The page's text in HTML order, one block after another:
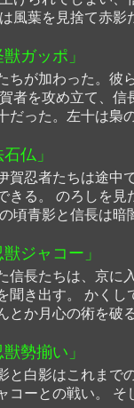
葉を見捨て赤
獣ガッポ」
が加わった。
者を攻め立て、
った。左十は梟
石仏」
忍者たちは途
る。 のろしを
青影と信長は暗
獣ジャコー」
長たちは、京
聞き出す。 かく
か月心の術を破
獣勢揃い」
白影はこれま
ーとの戦い。 そ